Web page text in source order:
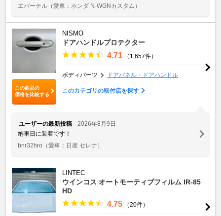
エバーテル （愛車：ホンダ N-WGNカスタム）
この商品の
価格を比較する
NISMO
ドアハンドルプロテクター
4.71 （1,657件）
ボディパーツ ドアパネル・ドアハンドル
このカテゴリの取付店を探す
ユーザーの最新投稿
2026年8月9日
納車日に装着です！
bnr32hro （愛車：日産 セレナ）
LINTEC
ウインコス オートモーティブフィルム IR-85
HD
4.75 （20件）